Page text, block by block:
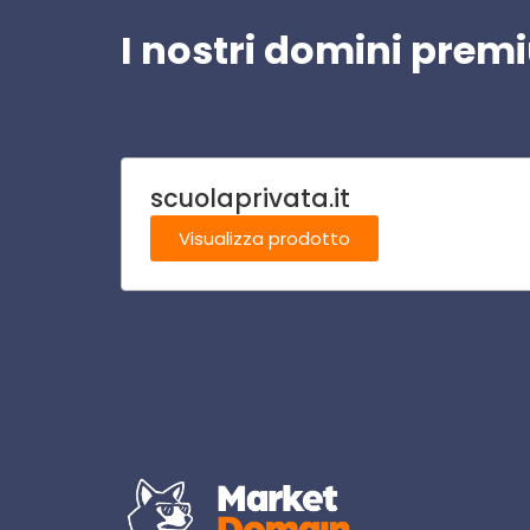
I nostri domini
scuolaprivata.it
Visualizza prodotto